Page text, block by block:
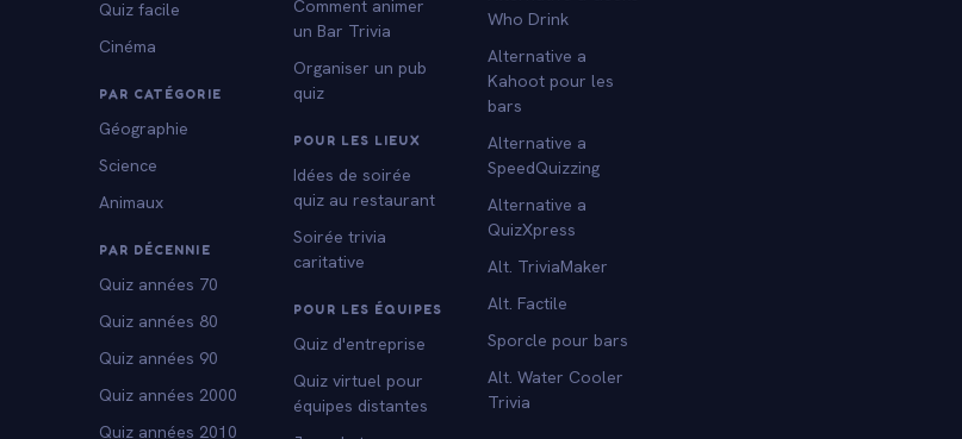
Quiz facile
Cinéma
PAR CATÉGORIE
Géographie
Science
Animaux
PAR DÉCENNIE
Quiz années 70
Quiz années 80
Quiz années 90
Quiz années 2000
Quiz années 2010
Comment animer
un Bar Trivia
Organiser un pub
quiz
POUR LES LIEUX
Idées de soirée
quiz au restaurant
Soirée trivia
caritative
POUR LES ÉQUIPES
Quiz d'entreprise
Quiz virtuel pour
équipes distantes
Who Drink
Alternative a
Kahoot pour les
bars
Alternative a
SpeedQuizzing
Alternative a
QuizXpress
Alt. TriviaMaker
Alt. Factile
Sporcle pour bars
Alt. Water Cooler
Trivia